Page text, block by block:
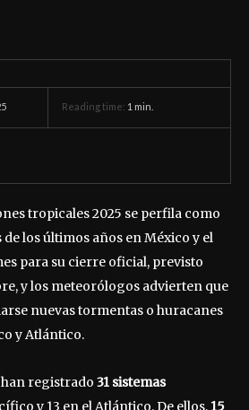
Reading time: 1 min.
tropicales 2025 se perfila como
de los últimos años en México y el
para su cierre oficial, previsto
y los meteorólogos advierten que
nuevas tormentas o huracanes
y Atlántico.
han registrado 31 sistemas
y 13 en el Atlántico. De ellos, 15